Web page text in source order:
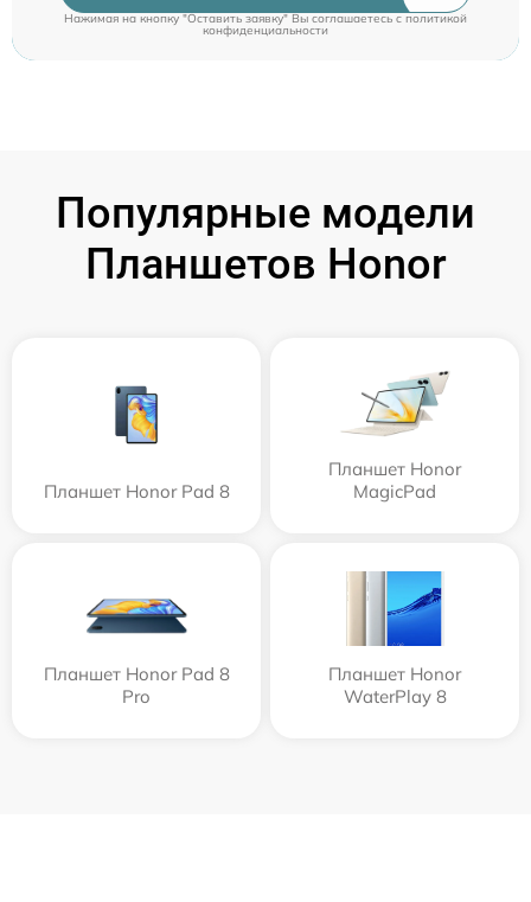
Нажимая на кнопку "Оставить заявку" Вы соглашаетесь cполитикой
конфиденциальности
Популярные модели
Планшетов Honor
Планшет Honor Pad 8
Планшет Honor
MagicPad
Планшет Honor Pad 8
Pro
Планшет Honor
WaterPlay 8